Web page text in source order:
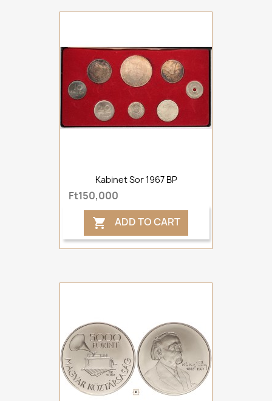
Kabinet Sor 1967 BP
Ft150,000
 ADD TO CART